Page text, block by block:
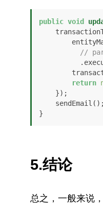
public void
//
return
}
5.结论
总之，一般来说